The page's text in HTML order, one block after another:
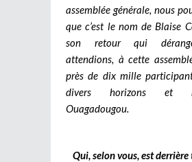
assemblée générale, nous
que c’est le nom de Blaise
son retour qui
attendions, à cette
près de dix mille
divers horizons et
Ouagadougou.
Qui, selon vous, est derrière